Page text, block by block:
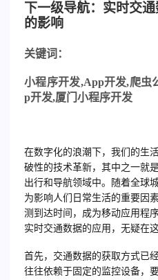
下一级导航：实时交
的影响
关键词：
小程序开发,App开发,爬虫
p开发,厦门小程序开发
在数字化的浪潮下，我们的生
破性的技术革新，其中之一就
出行和导航领域中。随着全球
为影响人们日常生活的重要因
测到达时间，成为移动应用程
实时交通数据的应用，无疑在
首先，交通数据的获取方式已
往往依赖于固定的监控设备，